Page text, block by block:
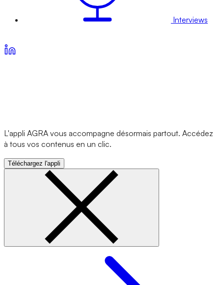
Interviews
L'appli AGRA vous accompagne désormais partout. Accédez
à tous vos contenus en un clic.
Téléchargez l'appli